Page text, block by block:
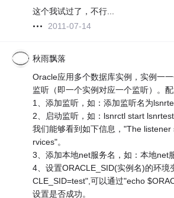
这个我试过了，不行...
2011-07-14
秋雨飘落
Oracle应用多个数据库实例，实例一
监听（即一个实例对应一个监听）。配
1、添加监听，如：添加监听名为
2、启动监听，如：lsnrctl start
我们能够看到如下信息，"The
rvices"。
3、添加本地net服务名，如：本地net
4、设置ORACLE_SID(实例名)的环境
CLE_SID=test",可以通过"echo
设置是否成功。